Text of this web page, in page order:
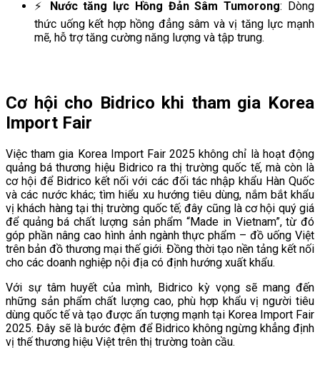
⚡ Nước tăng lực Hồng Đản Sâm Tumorong: Dòng
thức uống kết hợp hồng đẳng sâm và vị tăng lực mạnh
mẽ, hỗ trợ tăng cường năng lượng và tập trung.
Cơ hội cho Bidrico khi tham gia Korea
Import Fair
Việc tham gia Korea Import Fair 2025 không chỉ là hoạt động
quảng bá thương hiệu Bidrico ra thị trường quốc tế, mà còn là
cơ hội để Bidrico kết nối với các đối tác nhập khẩu Hàn Quốc
và các nước khác; tìm hiểu xu hướng tiêu dùng, nắm bắt khẩu
vị khách hàng tại thị trường quốc tế; đây cũng là cơ hội quý giá
để quảng bá chất lượng sản phẩm “Made in Vietnam”, từ đó
góp phần nâng cao hình ảnh ngành thực phẩm – đồ uống Việt
trên bản đồ thương mại thế giới. Đồng thời tạo nền tảng kết nối
cho các doanh nghiệp nội địa có định hướng xuất khẩu.
Với sự tâm huyết của mình, Bidrico kỳ vọng sẽ mang đến
những sản phẩm chất lượng cao, phù hợp khẩu vị người tiêu
dùng quốc tế và tạo được ấn tượng mạnh tại Korea Import Fair
2025. Đây sẽ là bước đệm để Bidrico không ngừng khẳng định
vị thế thương hiệu Việt trên thị trường toàn cầu.